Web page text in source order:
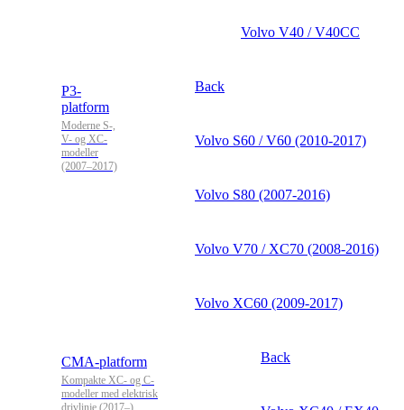
Volvo V40 / V40CC
P3-
platform
Moderne S-,
V- og XC-
modeller
(2007–2017)
Back
Volvo S60 / V60 (2010-2017)
Volvo S80 (2007-2016)
Volvo V70 / XC70 (2008-2016)
Volvo XC60 (2009-2017)
CMA-platform
Kompakte XC- og C-
modeller med elektrisk
drivlinje (2017–)
Back